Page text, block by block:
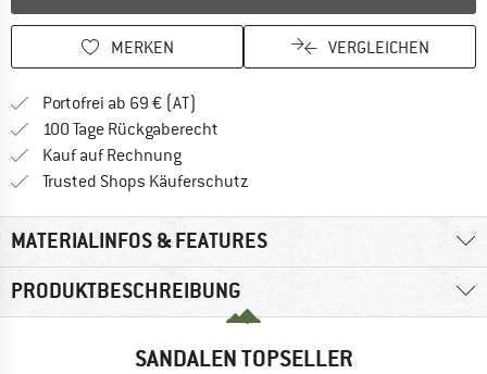
MERKEN VERGLEICHEN
Portofrei ab 69 € (AT)
100 Tage Rückgaberecht
Kauf auf RechnungFinde die Zahlungs-Infos hier! Öffnet
Trusted Shops Käuferschutz
MATERIALINFOS & FEATURES
PRODUKTBESCHREIBUNG
SANDALEN TOPSELLER